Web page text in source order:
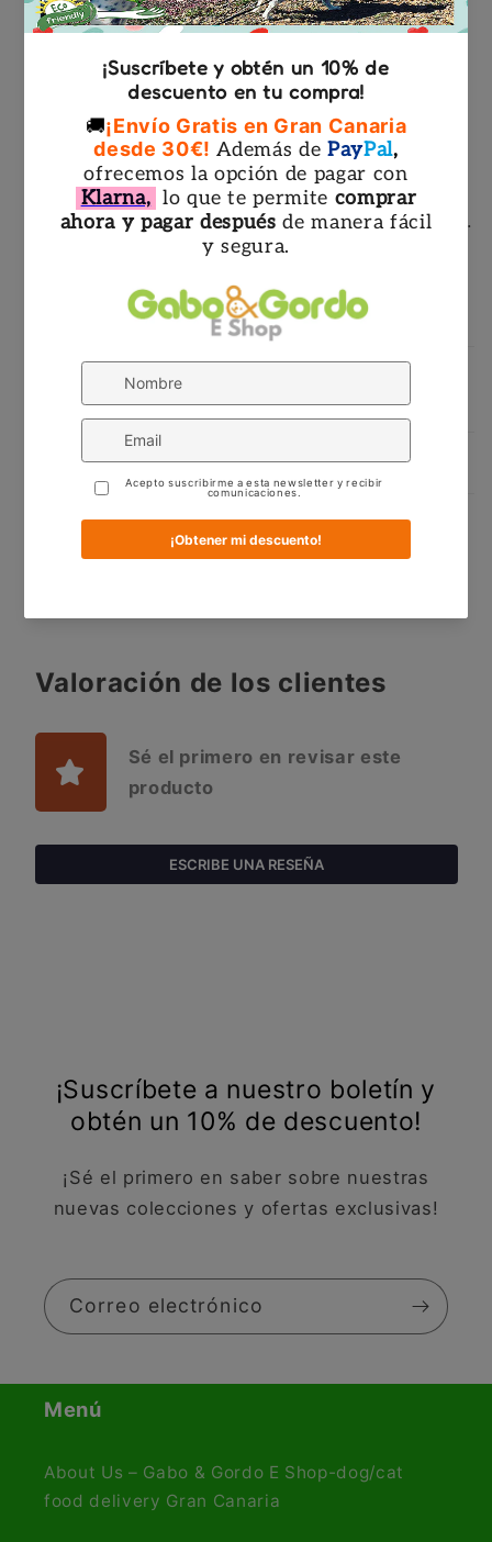
Apto para muchos premios y De múltiples
cámaras de las que salen premios o pienso.
El Jack está hecho de un material
prácticamente indestructible.
Más fuerte que goma y ideal para una fuerte
masticación. Libre de latex, vinilo y phthalatos.
Cuerda duradera de lana
Para tirar, sacudir y lanzar
🚚¿Cuáles son los costes de envío y
los plazos de entrega?
🐾🤔❓Preguntas Frecuentes
Share | Compartir
Valoración de los clientes
Sé el primero en revisar este
producto
ESCRIBE UNA RESEÑA
¡Suscríbete a nuestro boletín y
obtén un 10% de descuento!
¡Sé el primero en saber sobre nuestras
nuevas colecciones y ofertas exclusivas!
Correo electrónico
Menú
About Us – Gabo & Gordo E Shop-dog/cat
food delivery Gran Canaria